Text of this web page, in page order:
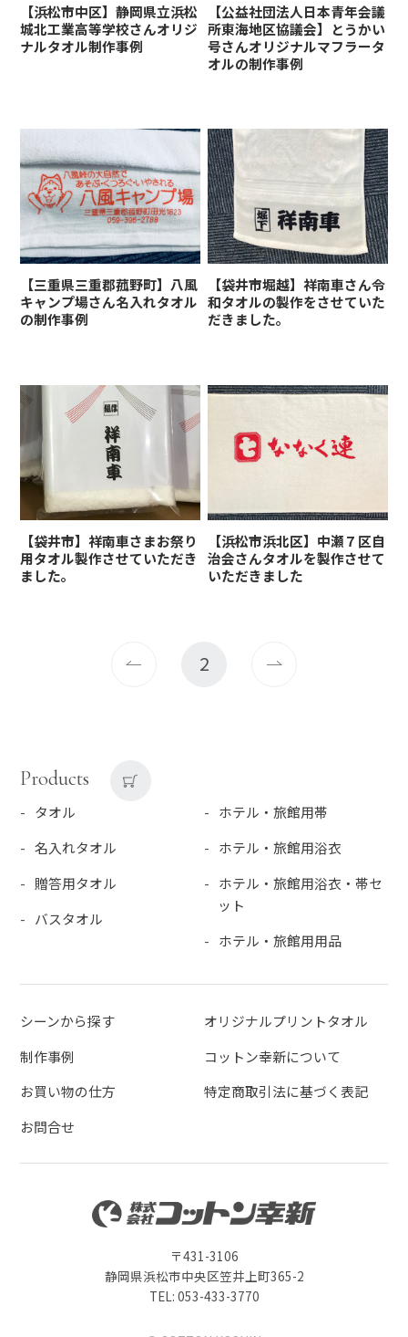
【浜松市中区】静岡県立浜松
城北工業高等学校さんオリジ
ナルタオル制作事例
【公益社団法人日本青年会議
所東海地区協議会】とうかい
号さんオリジナルマフラータ
オルの制作事例
【三重県三重郡菰野町】八風
キャンプ場さん名入れタオル
の制作事例
【袋井市堀越】祥南車さん令
和タオルの製作をさせていた
だきました。
【袋井市】祥南車さまお祭り
用タオル製作させていただき
ました。
【浜松市浜北区】中瀬７区自
治会さんタオルを製作させて
いただきました
2
Products
タオル
名入れタオル
贈答用タオル
バスタオル
ホテル・旅館用帯
ホテル・旅館用浴衣
ホテル・旅館用浴衣・帯セ
ット
ホテル・旅館用用品
シーンから探す
オリジナルプリントタオル
制作事例
コットン幸新について
お買い物の仕方
特定商取引法に基づく表記
お問合せ
〒431-3106
静岡県浜松市中央区笠井上町365-2
TEL: 053-433-3770